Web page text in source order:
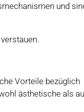
und
Vorteile bezüglich
ästhetische als